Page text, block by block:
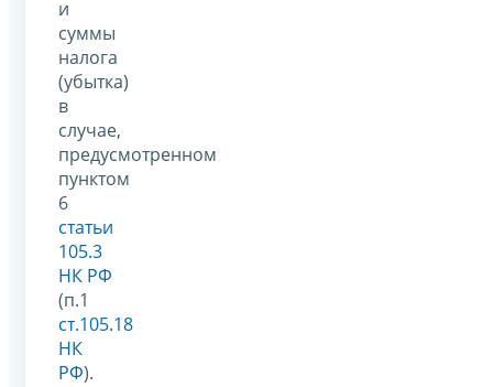
и
суммы
налога
(убытка)
в
случае,
предусмотренном
пунктом
6
статьи
105.3
НК РФ
(п.1
ст.105.18
НК
РФ).